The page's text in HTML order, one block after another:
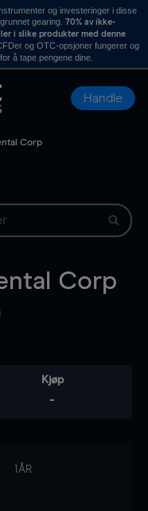
og investeringer i disse
gearing. 70% av ikke-
i slike produkter med denne
og OTC-opsjoner fungerer og
å tape pengene dine.
Handle
Corp
Corp
Kjøp
-
1ÅR